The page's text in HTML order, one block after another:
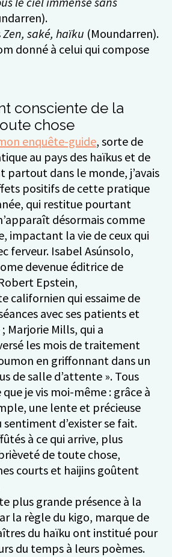
Zen, saké, haïku (Moundarren).
donné à celui qui compose
consciente de la
chose
enquête-guide, sorte de
au pays des haïkus et de
partout dans le monde, j’avais
positifs de cette pratique
qui restitue pourtant
désormais comme
impactant la vie de ceux qui
ferveur. Isabel Asúnsolo,
devenue éditrice de
Epstein,
californien qui essaime de
avec ses patients et
Marjorie Mills, qui a
les mois de traitement
en griffonnant dans un
de salle d’attente ». Tous
je vis moi-même : grâce à
une lente et précieuse
d’exister se fait.
à ce qui arrive, plus
de toute chose,
courts et haijins goûtent
plus grande présence à la
la règle du kigo, marque de
du haïku ont institué pour
du temps à leurs poèmes.